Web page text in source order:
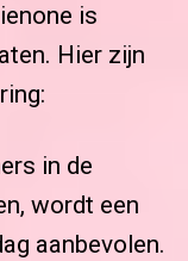
is
Hier zijn
in de
wordt een
aanbevolen.